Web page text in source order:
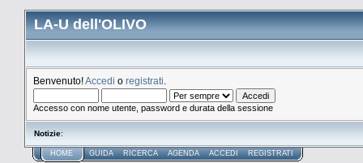
LA-U dell'OLIVO
Benvenuto!Accedi o registrati
Accesso con nome utente, password e durata della sessione
Notizie:
HOME GUIDA RICERCA AGENDA ACCEDI REGISTRATI